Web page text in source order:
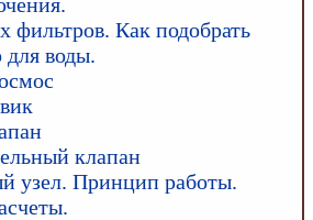
фильтров. Как подобрать
для воды.
клапан
узел. Принцип работы.